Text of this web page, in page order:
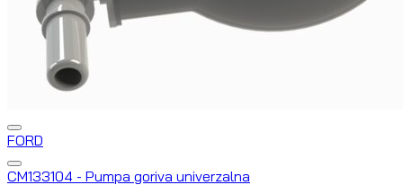
FORD
CM133104 - Pumpa goriva univerzalna